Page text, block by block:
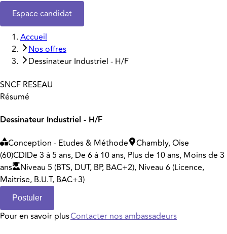
Espace candidat
Accueil
Nos offres
Dessinateur Industriel - H/F
SNCF RESEAU
Résumé
Dessinateur Industriel - H/F
Conception - Etudes & Méthode
Chambly, Oise
(60)CDIDe 3 à 5 ans, De 6 à 10 ans, Plus de 10 ans, Moins de 3
ans
Niveau 5 (BTS, DUT, BP, BAC+2), Niveau 6 (Licence,
Maitrise, B.U.T, BAC+3)
Postuler
Pour en savoir plusContacter nos ambassadeurs